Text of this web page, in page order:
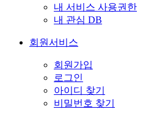
내 서비스 사용권한
내 관심 DB
회원서비스
회원가입
로그인
아이디 찾기
비밀번호 찾기